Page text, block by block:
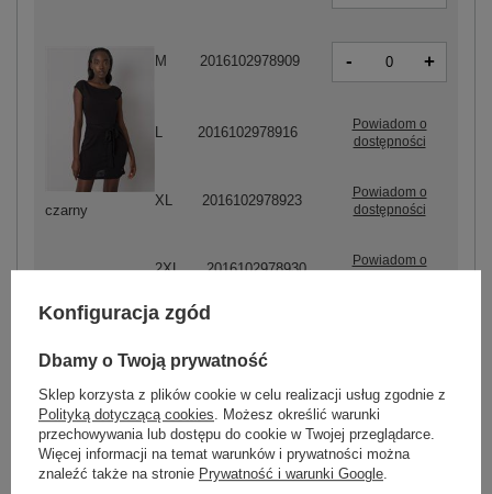
czarny
M 2016102978909 - +
2016102978916
Powiadom o
dostępności
XL 2016102978923
Powiadom o
dostępności
2XL 2016102978930
Powiadom o
2XL 2016102978541 -
Konfiguracja zgód
Dbamy o Twoją prywatność
Sklep korzysta z plików cookie w celu realizacji usług zgodnie z
Polityką dotyczącą cookies. Możesz określić warunki
przechowywania lub dostępu do cookie w Twojej przeglądarce.
Więcej informacji na temat warunków i prywatności można
znaleźć także na stronie Prywatność i warunki Google.